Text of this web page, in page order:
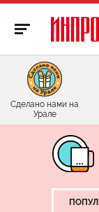
Сделано нами на
Урале